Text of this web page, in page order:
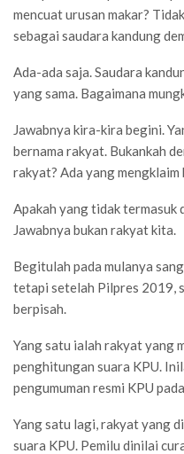
mencuat urusan makar?
sebagai saudara kandung
Ada-ada saja. Saudara
yang sama. Bagaimana
Jawabnya kira-kira begini.
bernama rakyat. Bukankah
rakyat? Ada yang
Apakah yang tidak termasuk
Jawabnya bukan rakyat kita.
Begitulah pada mulanya
tetapi setelah Pilpres 2019,
berpisah.
Yang satu ialah rakyat yang
penghitungan suara KPU.
pengumuman resmi KPU
Yang satu lagi, rakyat yang
suara KPU. Pemilu dinilai